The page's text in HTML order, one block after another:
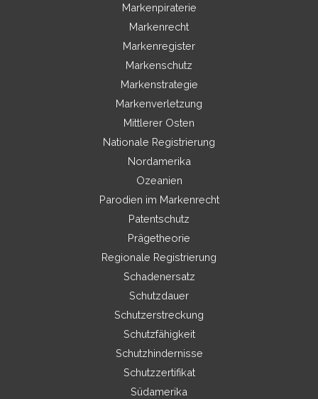
Markenpiraterie
Markenrecht
Markenregister
Markenschutz
Markenstrategie
Markenverletzung
Mittlerer Osten
Nationale Registrierung
Nordamerika
Ozeanien
Parodien im Markenrecht
Patentschutz
Prägetheorie
Regionale Registrierung
Schadenersatz
Schutzdauer
Schutzerstreckung
Schutzfähigkeit
Schutzhindernisse
Schutzzertifikat
Südamerika